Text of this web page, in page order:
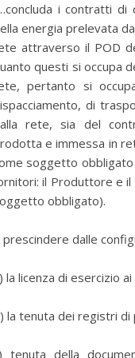
i contratti di
energia prelevata
attraverso il POD
questi si occupa
pertanto si
di
rete, sia del
e immessa in
soggetto obbligato
il Produttore e
obbligato).
prescindere dalle
la licenza di esercizio
la tenuta dei registri di
tenuta della